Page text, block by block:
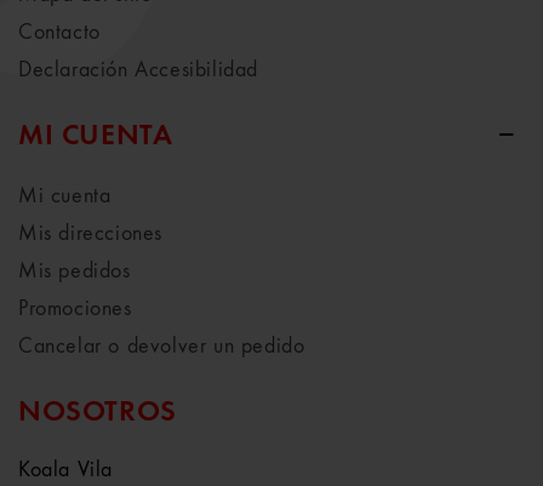
Contacto
Declaración Accesibilidad
MI CUENTA
Mi cuenta
Mis direcciones
Mis pedidos
Promociones
Cancelar o devolver un pedido
NOSOTROS
Koala Vila